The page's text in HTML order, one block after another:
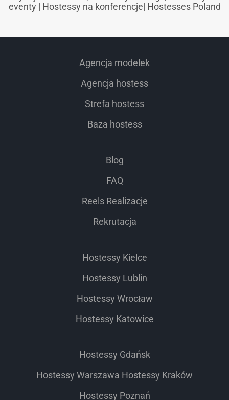
eventy | Hostessy na konferencje| Hostesses Poland
Agencja modelek
Agencja hostess
Strefa hostess
Baza hostess
Blog
FAQ
Reels Realizacje
Rekrutacja
Hostessy Kielce
Hostessy Lublin
Hostessy Wrocław
Hostessy Katowice
Hostessy Gdańsk
Hostessy Warszawa Hostessy Kraków
Hostessy Poznań